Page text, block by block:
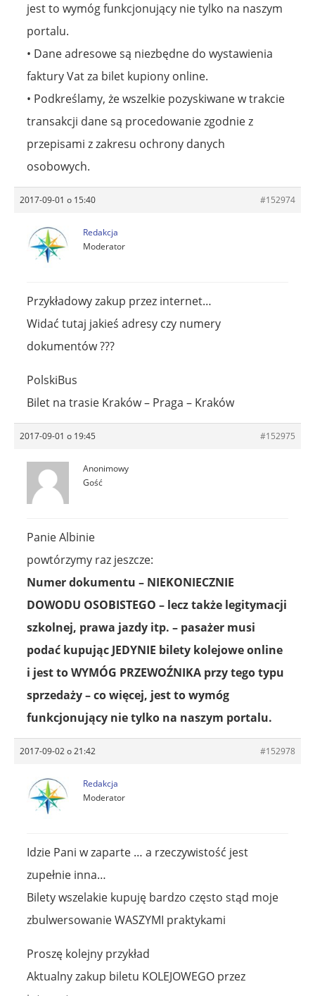
jest to wymóg funkcjonujący nie tylko na naszym
portalu.
• Dane adresowe są niezbędne do wystawienia
faktury Vat za bilet kupiony online.
• Podkreślamy, że wszelkie pozyskiwane w trakcie
transakcji dane są procedowanie zgodnie z
przepisami z zakresu ochrony danych
osobowych.
2017-09-01 o 15:40 #152974
Redakcja
Moderator
Przykładowy zakup przez internet…
Widać tutaj jakieś adresy czy numery
dokumentów ???
PolskiBus
Bilet na trasie Kraków – Praga – Kraków
2017-09-01 o 19:45 #152975
Anonimowy
Gość
Panie Albinie
powtórzymy raz jeszcze:
Numer dokumentu – NIEKONIECZNIE
DOWODU OSOBISTEGO – lecz także legitymacji
szkolnej, prawa jazdy itp. – pasażer musi
podać kupując JEDYNIE bilety kolejowe online
i jest to WYMÓG PRZEWOŹNIKA przy tego typu
sprzedaży – co więcej, jest to wymóg
funkcjonujący nie tylko na naszym portalu.
2017-09-02 o 21:42 #152978
Redakcja
Moderator
Idzie Pani w zaparte … a rzeczywistość jest
zupełnie inna…
Bilety wszelakie kupuję bardzo często stąd moje
zbulwersowanie WASZYMI praktykami
Proszę kolejny przykład
Aktualny zakup biletu KOLEJOWEGO przez